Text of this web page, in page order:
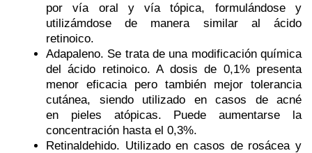
por vía oral y vía tópica, formulándose y
utilizámdose de manera similar al ácido
retinoico.
Adapaleno. Se trata de una modificación química
del ácido retinoico. A dosis de 0,1% presenta
menor eficacia pero también mejor tolerancia
cutánea, siendo utilizado en casos de acné
en pieles atópicas. Puede aumentarse la
concentración hasta el 0,3%.
Retinaldehido. Utilizado en casos de rosácea y